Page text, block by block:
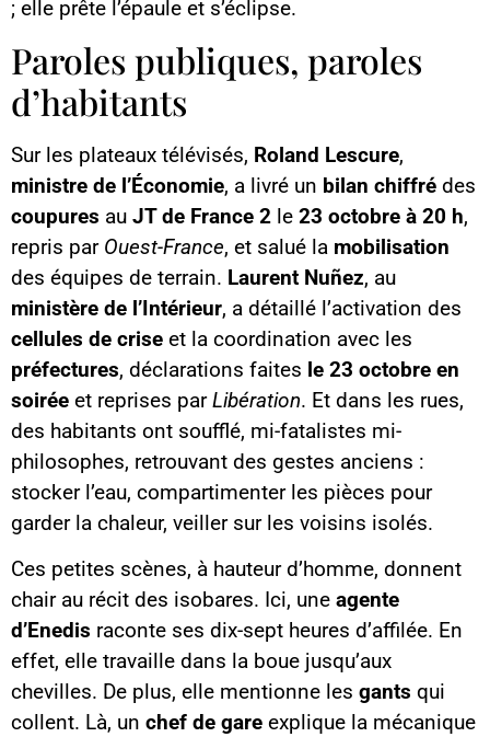
; elle prête l’épaule et s’éclipse.
Paroles publiques, paroles
d’habitants
Sur les plateaux télévisés, Roland Lescure,
ministre de l’Économie, a livré un bilan chiffré des
coupures au JT de France 2 le 23 octobre à 20 h,
repris par Ouest-France, et salué la mobilisation
des équipes de terrain. Laurent Nuñez, au
ministère de l’Intérieur, a détaillé l’activation des
cellules de crise et la coordination avec les
préfectures, déclarations faites le 23 octobre en
soirée et reprises parLibération. Et dans les rues,
des habitants ont soufflé, mi-fatalistes mi-
philosophes, retrouvant des gestes anciens :
stocker l’eau, compartimenter les pièces pour
garder la chaleur, veiller sur les voisins isolés.
Ces petites scènes, à hauteur d’homme, donnent
chair au récit des isobares. Ici, une agente
d’Enedis raconte ses dix-sept heures d’affilée. En
effet, elle travaille dans la boue jusqu’aux
chevilles. De plus, elle mentionne les gants qui
collent. Là, un chef de gare explique la mécanique